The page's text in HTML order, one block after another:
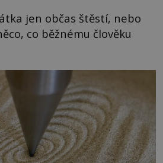
jen občas štěstí, nebo
co běžnému člověku